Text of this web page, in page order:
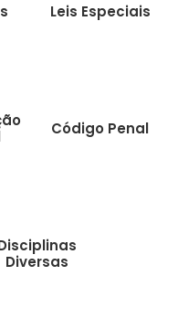
Leis Especiais
Código Penal
Diversas